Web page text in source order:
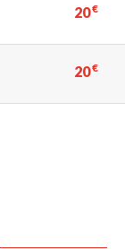
20€
20€